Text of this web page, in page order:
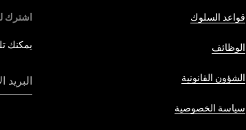
قواعد السلوك
الوظائف
الشؤون القانونية
سياسة الخصوصية
اشترك
يمكنك
البريد